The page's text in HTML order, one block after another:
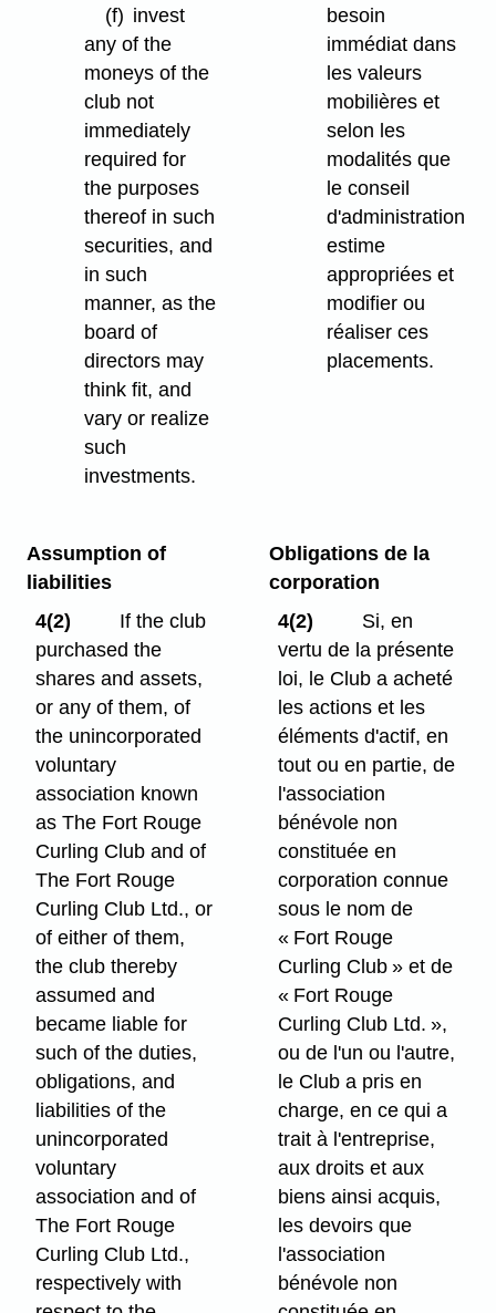
(f) invest
any of the
moneys of the
club not
immediately
required for
the purposes
thereof in such
securities, and
in such
manner, as the
board of
directors may
think fit, and
vary or realize
such
investments.
besoin
immédiat dans
les valeurs
mobilières et
selon les
modalités que
le conseil
d'administration
estime
appropriées et
modifier ou
réaliser ces
placements.
Assumption of
liabilities
4(2)
If the club
purchased the
shares and assets,
or any of them, of
the unincorporated
voluntary
association known
as The Fort Rouge
Curling Club and of
The Fort Rouge
Curling Club Ltd., or
of either of them,
the club thereby
assumed and
became liable for
such of the duties,
obligations, and
liabilities of the
unincorporated
voluntary
association and of
The Fort Rouge
Curling Club Ltd.,
respectively with
Obligations de la
corporation
4(2)
Si, en
vertu de la présente
loi, le Club a acheté
les actions et les
éléments d'actif, en
tout ou en partie, de
l'association
bénévole non
constituée en
corporation connue
sous le nom de
« Fort Rouge
Curling Club » et de
« Fort Rouge
Curling Club Ltd. »,
ou de l'un ou l'autre,
le Club a pris en
charge, en ce qui a
trait à l'entreprise,
aux droits et aux
biens ainsi acquis,
les devoirs que
l'association
bénévole non